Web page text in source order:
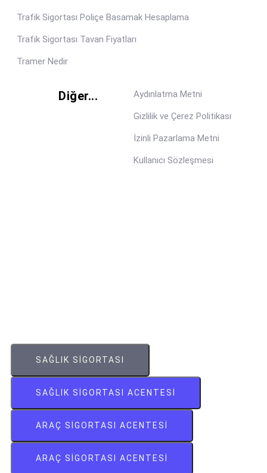
Trafik Sigortası Poliçe Basamak Hesaplama
Trafik Sigortası Tavan Fiyatları
Tramer Nedir
Diğer... Aydınlatma Metni
Gizlilik ve Çerez Politikası
İzinli Pazarlama Metni
Kullanıcı Sözleşmesi
SAĞLIK SIGORTASI
SAĞLIK SIGORTASI ACENTESI
ARAÇ SIGORTASI ACENTESI
ARAÇ SIGORTASI ACENTESI